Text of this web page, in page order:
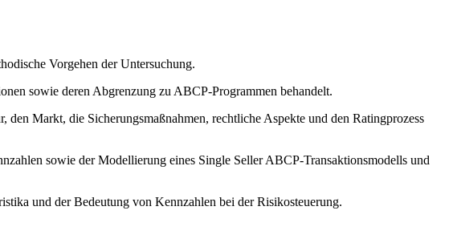
Vorgehen der Untersuchung.
sowie deren Abgrenzung zu ABCP-Programmen behandelt.
den Markt, die Sicherungsmaßnahmen, rechtliche Aspekte und den Ratingprozess
sowie der Modellierung eines Single Seller ABCP-Transaktionsmodells und
und der Bedeutung von Kennzahlen bei der Risikosteuerung.